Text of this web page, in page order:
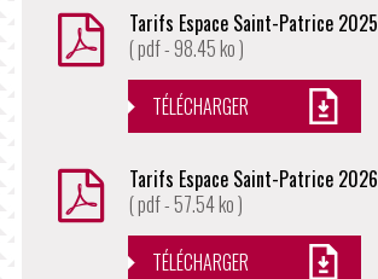
Tarifs Espace Saint-Patrice 2025
( pdf - 98.45 ko )
TÉLÉCHARGER
Tarifs Espace Saint-Patrice 2026
( pdf - 57.54 ko )
TÉLÉCHARGER